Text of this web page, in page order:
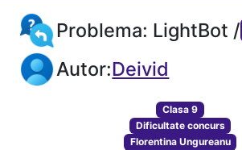
Problema: LightBot /
Autor:Deivid
Clasa 9
Dificultate concurs
Florentina Ungureanu